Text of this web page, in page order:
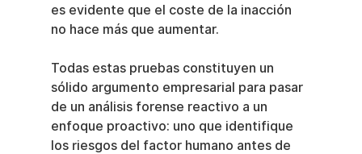
es evidente que el coste de la inacción
no hace más que aumentar.
Todas estas pruebas constituyen un
sólido argumento empresarial para pasar
de un análisis forense reactivo a un
enfoque proactivo: uno que identifique
los riesgos del factor humano antes de